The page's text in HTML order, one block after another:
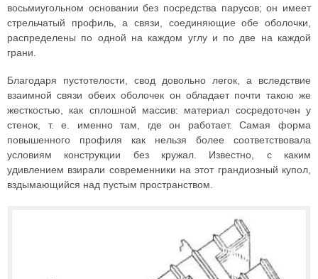
восьмиугольном основании без посредства парусов; он имеет
стрельчатый профиль, а связи, соединяющие обе оболочки,
распределены по одной на каждом углу и по две на каждой
грани.
Благодаря пустотелости, свод довольно легок, а вследствие
взаимной связи обеих оболочек он обладает почти такою же
жесткостью, как сплошной массив: материал сосредоточен у
стенок, т. е. именно там, где он работает. Самая форма
повышенного профиля как нельзя более соответствовала
условиям конструкции без кружал. Известно, с каким
удивлением взирали современники на этот грандиозный купол,
вздымающийся над пустым пространством.